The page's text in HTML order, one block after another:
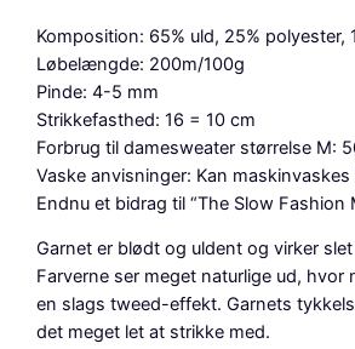
p
r
i
s
v
a
r
:
4
:
2
0
,
0
0
Komposition: 65% uld, 25% polyester,
Løbelængde: 200m/100g
Pinde: 4-5 mm
Strikkefasthed: 16 = 10 cm
Forbrug til damesweater størrelse M:
Vaske anvisninger: Kan maskinvaskes
Endnu et bidrag til “The Slow Fashion
Garnet er blødt og uldent og virker
Farverne ser meget naturlige ud,
en slags tweed-effekt. Garnets
det meget let at strikke med.